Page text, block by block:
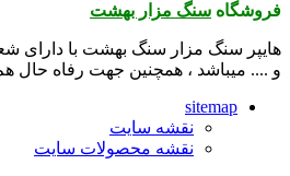
فروشگاه سنگ مزار بهشت
هایپر سنگ مزار سنگ بهشت با دارای
و .... میباشد ، همچنین جهت رفاه حال
sitemap
نقشه سایت
نقشه محصولات سایت